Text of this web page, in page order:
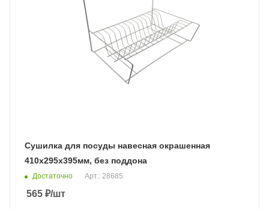
Сушилка для посуды навесная окрашенная
410х295х395мм, без поддона
Достаточно Арт.: 28685
565 ₽/шт